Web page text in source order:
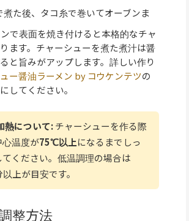
煮た後、タコ糸で巻いてオーブンま
で表面を焼き付けると本格的なチャ
ます。チャーシューを煮た煮汁は醤
と旨みがアップします。詳しい作り
ー醤油ラーメン by コウケンテツの
してください。
熱について:チャーシューを作る際
温度が75℃以上になるまでしっ
ください。低温調理の場合は
上が目安です。
整方法